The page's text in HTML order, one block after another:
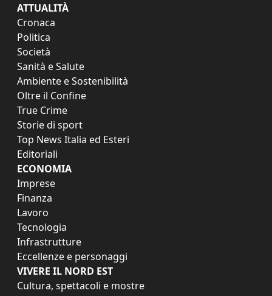
ATTUALITÀ
Cronaca
Politica
Società
Sanità e Salute
Ambiente e Sostenibilità
Oltre il Confine
True Crime
Storie di sport
Top News Italia ed Esteri
Editoriali
ECONOMIA
Imprese
Finanza
Lavoro
Tecnologia
Infrastrutture
Eccellenze e personaggi
VIVERE IL NORD EST
Cultura, spettacoli e mostre